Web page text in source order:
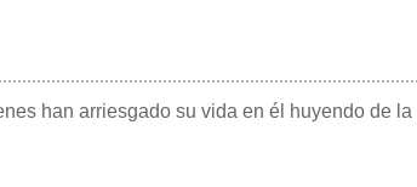
han arriesgado su vida en él huyendo de